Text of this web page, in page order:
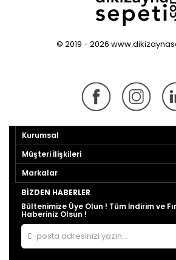
© 2019 - 2026
Kurumsal
Müşteri İlişkileri
Markalar
BIZDEN HABERLER
Bültenimize Üye Olun ! Tüm İndirim ve
Haberiniz Olsun !